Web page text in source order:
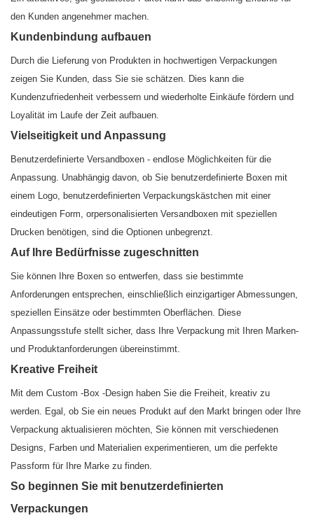
den Kunden angenehmer machen.
Kundenbindung aufbauen
Durch die Lieferung von Produkten in hochwertigen Verpackungen
zeigen Sie Kunden, dass Sie sie schätzen. Dies kann die
Kundenzufriedenheit verbessern und wiederholte Einkäufe fördern und
Loyalität im Laufe der Zeit aufbauen.
Vielseitigkeit und Anpassung
Benutzerdefinierte Versandboxen - endlose Möglichkeiten für die
Anpassung. Unabhängig davon, ob Sie benutzerdefinierte Boxen mit
einem Logo, benutzerdefinierten Verpackungskästchen mit einer
eindeutigen Form, orpersonalisierten Versandboxen mit speziellen
Drucken benötigen, sind die Optionen unbegrenzt.
Auf Ihre Bedürfnisse zugeschnitten
Sie können Ihre Boxen so entwerfen, dass sie bestimmte
Anforderungen entsprechen, einschließlich einzigartiger Abmessungen,
speziellen Einsätze oder bestimmten Oberflächen. Diese
Anpassungsstufe stellt sicher, dass Ihre Verpackung mit Ihren Marken-
und Produktanforderungen übereinstimmt.
Kreative Freiheit
Mit dem Custom -Box -Design haben Sie die Freiheit, kreativ zu
werden. Egal, ob Sie ein neues Produkt auf den Markt bringen oder Ihre
Verpackung aktualisieren möchten, Sie können mit verschiedenen
Designs, Farben und Materialien experimentieren, um die perfekte
Passform für Ihre Marke zu finden.
So beginnen Sie mit benutzerdefinierten
Verpackungen